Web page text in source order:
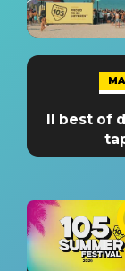
Il best of